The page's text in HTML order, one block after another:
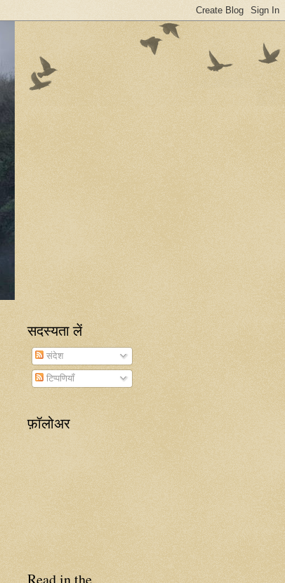
सदस्यता लें
संदेश
टिप्पणियाँ
फ़ॉलोअर
Read in the